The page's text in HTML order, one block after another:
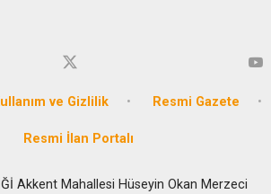
ve Gizlilik Resmi Gazete
Resmi İlan Portalı
Akkent Mahallesi Hüseyin Okan Merzeci